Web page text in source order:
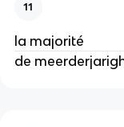
11
la majorité
de